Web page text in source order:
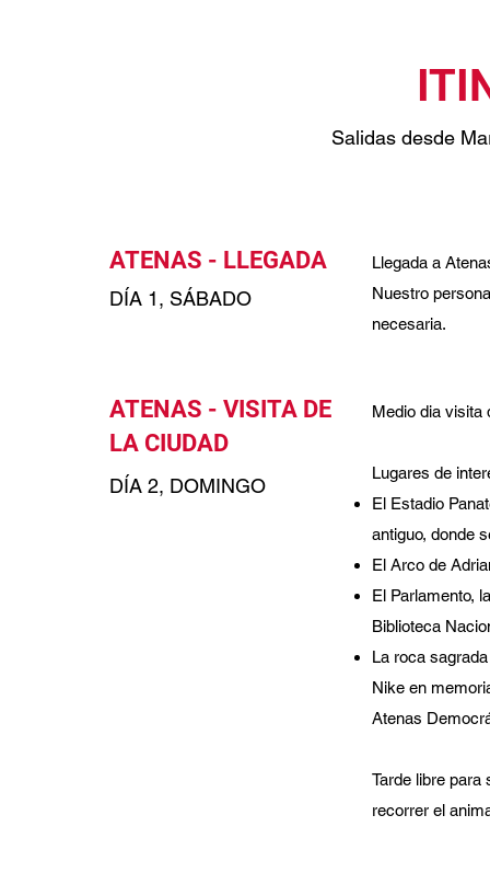
Salidas desde
ATENAS - LLEGADA
DÍA 1, SÁBADO
Llegada a
Nuestro
necesaria.
ATENAS - VISITA DE
LA CIUDAD
DÍA 2, DOMINGO
Medio dia visita
Lugares de
El Estadio
antiguo, donde
El Arco de
El Parlamento,
Biblioteca
La roca
Nike en
Atenas
Tarde libre para
recorrer el